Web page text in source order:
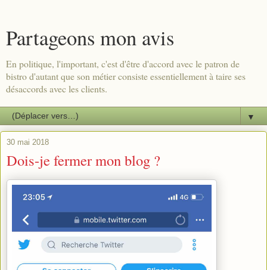
Partageons mon avis
En politique, l'important, c'est d'être d'accord avec le patron de
bistro d'autant que son métier consiste essentiellement à taire ses
désaccords avec les clients.
▼
30 mai 2018
Dois-je fermer mon blog ?